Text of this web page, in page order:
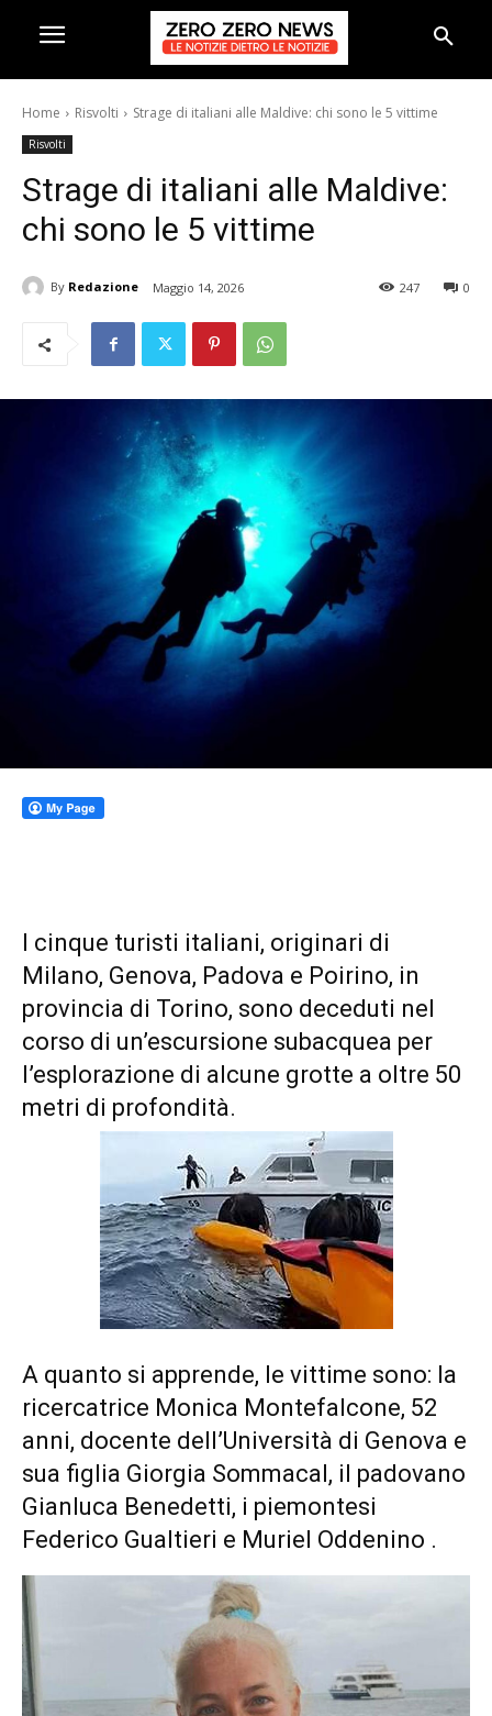
Home Risvolti Strage di italiani alle Maldive: chi sono le 5 vittime
Risvolti
Strage di italiani alle Maldive:
chi sono le 5 vittime
By Redazione Maggio 14, 2026 0
247
I cinque turisti italiani, originari di
Milano, Genova, Padova e Poirino, in
provincia di Torino, sono deceduti nel
corso di un’escursione subacquea per
l’esplorazione di alcune grotte a oltre 50
metri di profondità.
A quanto si apprende, le vittime sono: la
ricercatrice Monica Montefalcone, 52
anni, docente dell’Università di Genova e
sua figlia Giorgia Sommacal, il padovano
Gianluca Benedetti, i piemontesi
Federico Gualtieri e Muriel Oddenino .